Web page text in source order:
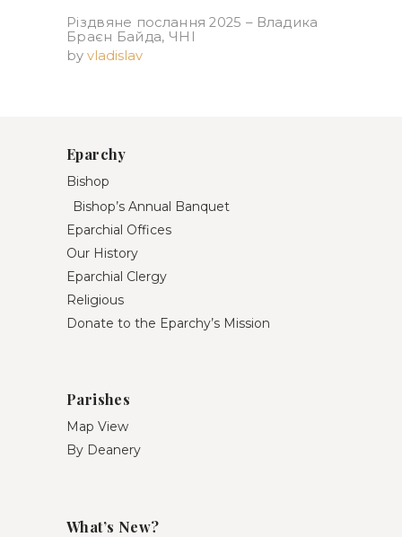
Різдвяне послання 2025 – Владика
Браєн Байда, ЧНІ
by vladislav
Eparchy
Bishop
Bishop’s Annual Banquet
Eparchial Offices
Our History
Eparchial Clergy
Religious
Donate to the Eparchy’s Mission
Parishes
Map View
By Deanery
What’s New?